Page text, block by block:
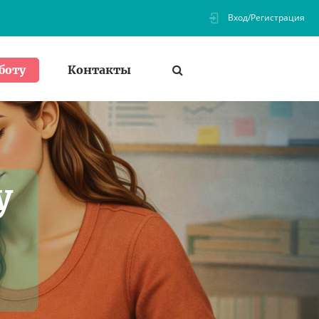
Вход/Регистрация
Контакты